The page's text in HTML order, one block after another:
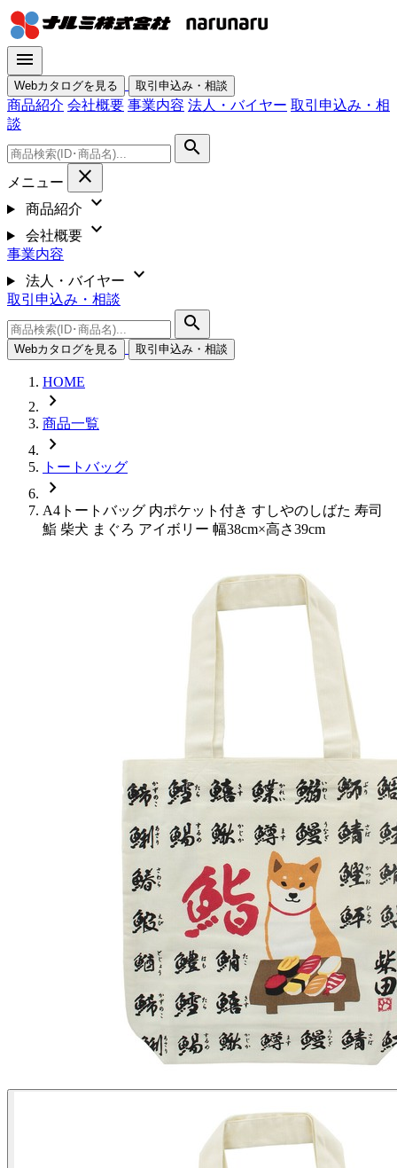
menu
Webカタログを見る 取引申込み・相談
商品紹介 会社概要 事業内容 法人・バイヤー 取引申込み・相
談
search
メニュー close
商品紹介 expand_more
会社概要 expand_more
事業内容
法人・バイヤー
expand_more
取引申込み・相談
search
Webカタログを見る 取引申込み・相談
HOME
chevron_right
商品一覧
chevron_right
トートバッグ
chevron_right
A4トートバッグ 内ポケット付き すしやのしばた 寿司
鮨 柴犬 まぐろ アイボリー 幅38cm×高さ39cm